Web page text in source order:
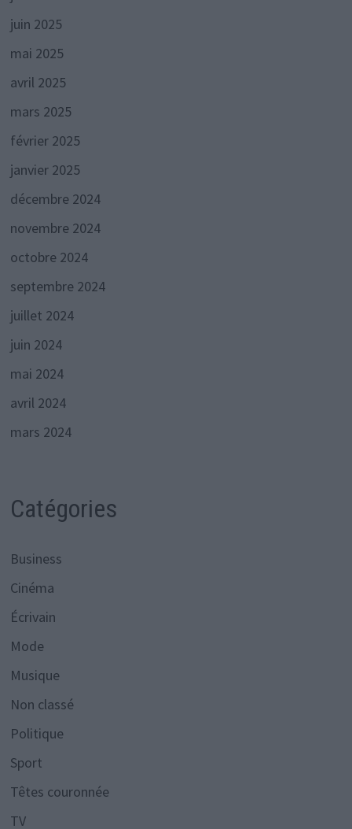
juin 2025
mai 2025
avril 2025
mars 2025
février 2025
janvier 2025
décembre 2024
novembre 2024
octobre 2024
septembre 2024
juillet 2024
juin 2024
mai 2024
avril 2024
mars 2024
Catégories
Business
Cinéma
Écrivain
Mode
Musique
Non classé
Politique
Sport
Têtes couronnée
TV